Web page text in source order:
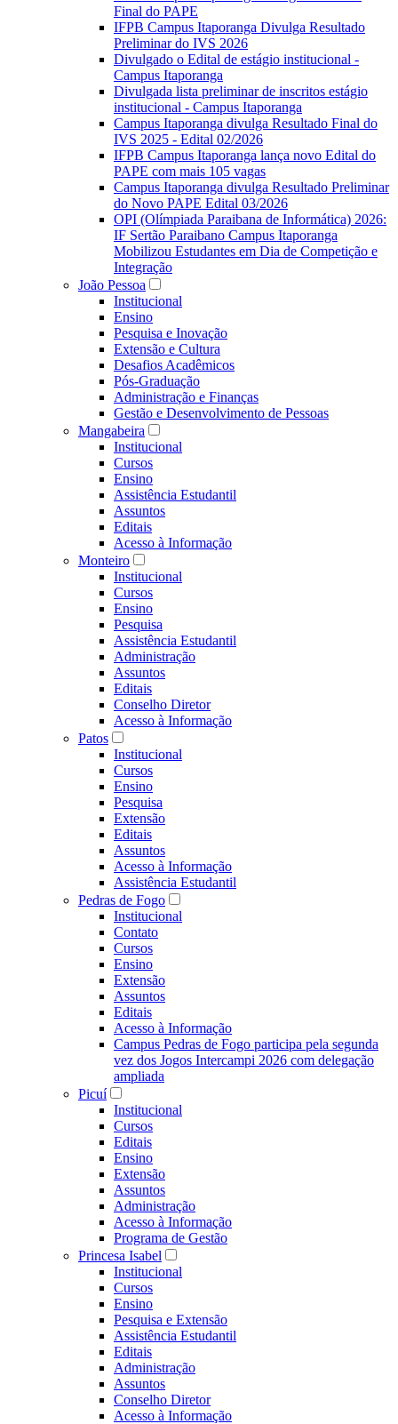
Final do PAPE
IFPB Campus Itaporanga Divulga Resultado
Preliminar do IVS 2026
Divulgado o Edital de estágio institucional -
Campus Itaporanga
Divulgada lista preliminar de inscritos estágio
institucional - Campus Itaporanga
Campus Itaporanga divulga Resultado Final do
IVS 2025 - Edital 02/2026
IFPB Campus Itaporanga lança novo Edital do
PAPE com mais 105 vagas
Campus Itaporanga divulga Resultado Preliminar
do Novo PAPE Edital 03/2026
OPI (Olímpiada Paraibana de Informática) 2026:
IF Sertão Paraibano Campus Itaporanga
Mobilizou Estudantes em Dia de Competição e
Integração
João Pessoa
Institucional
Ensino
Pesquisa e Inovação
Extensão e Cultura
Desafios Acadêmicos
Pós-Graduação
Administração e Finanças
Gestão e Desenvolvimento de Pessoas
Mangabeira
Institucional
Cursos
Ensino
Assistência Estudantil
Assuntos
Editais
Acesso à Informação
Monteiro
Institucional
Cursos
Ensino
Pesquisa
Assistência Estudantil
Administração
Assuntos
Editais
Conselho Diretor
Acesso à Informação
Patos
Institucional
Cursos
Ensino
Pesquisa
Extensão
Editais
Assuntos
Acesso à Informação
Assistência Estudantil
Pedras de Fogo
Institucional
Contato
Cursos
Ensino
Extensão
Assuntos
Editais
Acesso à Informação
Campus Pedras de Fogo participa pela segunda
vez dos Jogos Intercampi 2026 com delegação
ampliada
Picuí
Institucional
Cursos
Editais
Ensino
Extensão
Assuntos
Administração
Acesso à Informação
Programa de Gestão
Princesa Isabel
Institucional
Cursos
Ensino
Pesquisa e Extensão
Assistência Estudantil
Editais
Administração
Assuntos
Conselho Diretor
Acesso à Informação